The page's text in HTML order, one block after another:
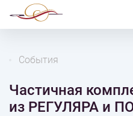
События
Частичная
из РЕГУЛЯРА и